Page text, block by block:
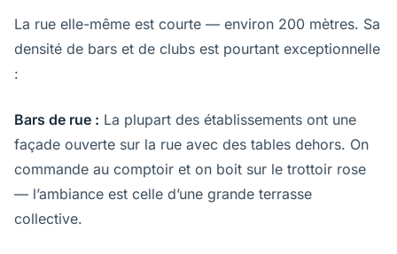
La rue elle-même est courte — environ 200 mètres. Sa
densité de bars et de clubs est pourtant exceptionnelle
:
Bars de rue : La plupart des établissements ont une
façade ouverte sur la rue avec des tables dehors. On
commande au comptoir et on boit sur le trottoir rose
— l’ambiance est celle d’une grande terrasse
collective.